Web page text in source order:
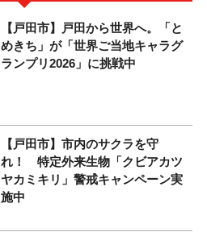
【戸田市】戸田から世界へ。「と
めきち」が「世界ご当地キャラグ
ランプリ2026」に挑戦中
【戸田市】市内のサクラを守
れ！ 特定外来生物「クビアカツ
ヤカミキリ」警戒キャンペーン実
施中